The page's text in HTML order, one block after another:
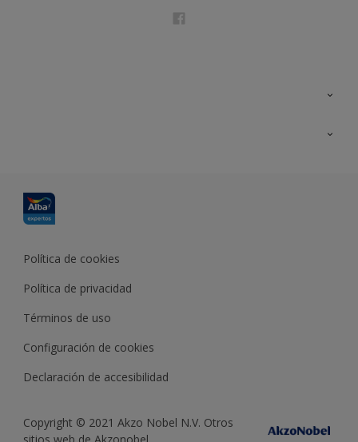
Política de cookies
Política de privacidad
Términos de uso
Configuración de cookies
Declaración de accesibilidad
Copyright © 2021 Akzo Nobel N.V. Otros
sitios web de Akzonobel